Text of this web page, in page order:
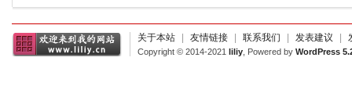
关于本站 | 友情链接 | 联系我们 | 发表建议 |
Copyright © 2014-2021 liliy , Powered by WordPress